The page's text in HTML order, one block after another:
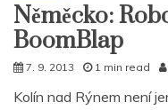
Něměcko:
BoomBlap
7. 9. 2013 1 min read
Kolín nad Rýnem není